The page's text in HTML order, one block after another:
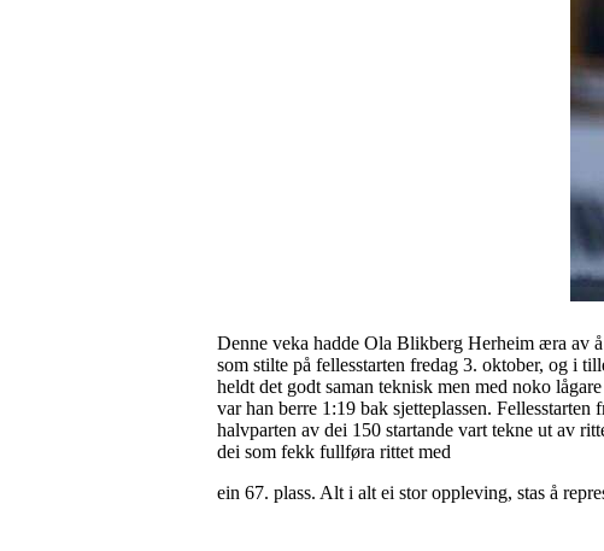
Denne veka hadde Ola Blikberg Herheim æra av
som stilte på fellesstarten fredag 3. oktober, og i
heldt det godt saman teknisk men med noko
var han berre 1:19 bak sjetteplassen.
halvparten av dei 150 startande vart tekne ut av
dei som fekk fullføra rittet med
ein 67. plass. Alt i alt ei stor oppleving, stas å